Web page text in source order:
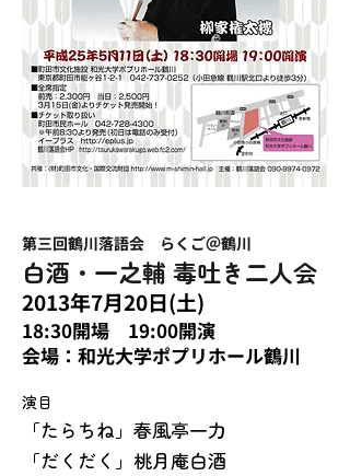
​第三回鶴川落語会 らくご＠鶴川
白酒・一之輔 毒吐き二人会
2013年7月20日(土)
18:30​開場 19:00開演
会場：和光大学ポプリホール鶴川
演目
「たらちね」春風亭一力
「だくだく」桃月庵白酒